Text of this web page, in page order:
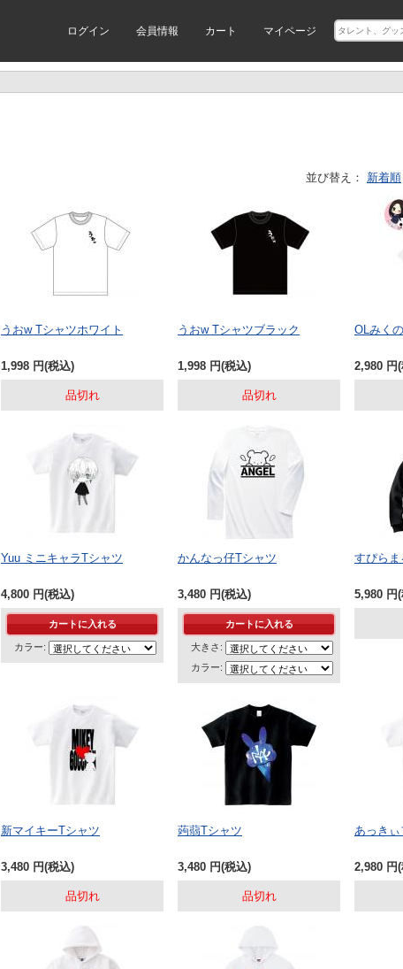
ログイン 会員情報 カート マイページ
並び替え： 新着順
うおw Tシャツホワイト
1,998 円(税込)
品切れ
うおw Tシャツブラック
1,998 円(税込)
品切れ
OLみく
2,980 円
Yuu ミニキャラTシャツ
4,800 円(税込)
カラー:
かんなっ仔Tシャツ
3,480 円(税込)
大きさ:
カラー:
すぴら
5,980 円
新マイキーTシャツ
3,480 円(税込)
品切れ
蒟蒻Tシャツ
3,480 円(税込)
品切れ
あっきぃ
2,980 円